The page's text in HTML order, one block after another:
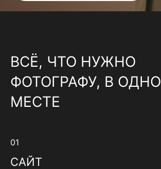
ВСЁ, ЧТО НУЖНО
ФОТОГРАФУ, В
МЕСТЕ
01
САЙТ